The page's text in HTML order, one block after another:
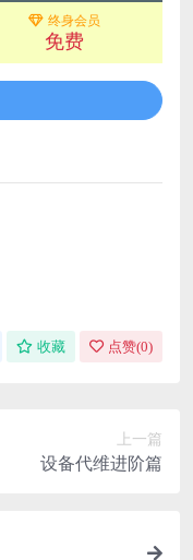
终身会员
免费
收藏 点赞(0)
上一篇
设备代维进阶篇